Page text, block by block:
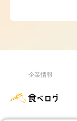
企業情報